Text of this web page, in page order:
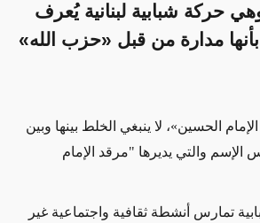
حركة شبابية لبنانية يُعرف
مدارة من قبل «حزب الله»
الحسين»، لا ينبغي الخلط بينها وبين
الإسم والتي يديرها "مرقد الإمام
تمارس أنشطة ثقافية واجتماعية غير